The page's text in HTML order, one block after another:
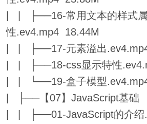
| | ├──16-常用文本的样式属
性.ev4.mp4 18.44M
| | ├──17-元素溢出
| | ├──18-css显示特性
| | └──19-盒子模型
| ├──【07】JavaScript基础
| | ├──01-JavaScript的介绍